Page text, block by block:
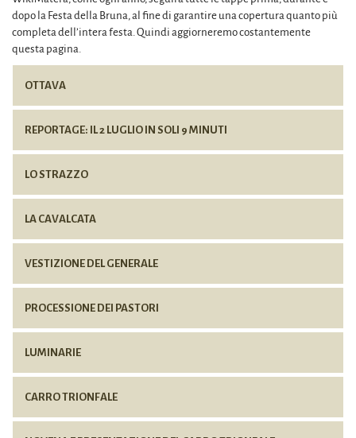
dopo la Festa della Bruna, al fine di garantire una copertura quanto più
completa dell’intera festa. Quindi aggiorneremo costantemente
questa pagina.
OTTAVA
REPORTAGE: IL 2 LUGLIO IN SOLI 9 MINUTI
LO STRAZZO
LA CAVALCATA
VESTIZIONE DEL GENERALE
PROCESSIONE DEI PASTORI
LUMINARIE
CARRO TRIONFALE